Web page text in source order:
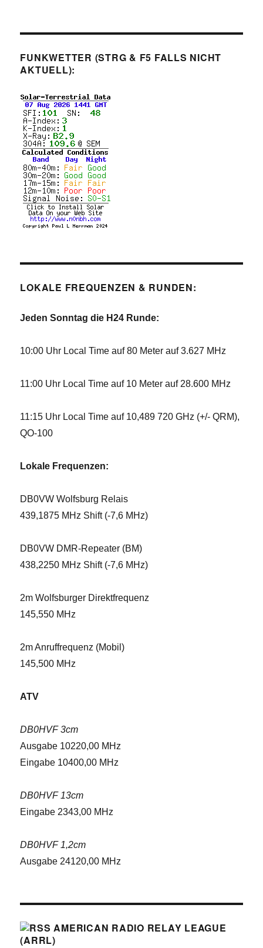
FUNKWETTER (STRG & F5 FALLS NICHT
AKTUELL):
LOKALE FREQUENZEN & RUNDEN:
Jeden Sonntag die H24 Runde:
10:00 Uhr Local Time auf 80 Meter auf 3.627 MHz
11:00 Uhr Local Time auf 10 Meter auf 28.600 MHz
11:15 Uhr Local Time auf 10,489 720 GHz (+/- QRM),
QO-100
Lokale Frequenzen:
DB0VW Wolfsburg Relais
439,1875 MHz Shift (-7,6 MHz)
DB0VW DMR-Repeater (BM)
438,2250 MHz Shift (-7,6 MHz)
2m Wolfsburger Direktfrequenz
145,550 MHz
2m Anruffrequenz (Mobil)
145,500 MHz
ATV
DB0HVF 3cm
Ausgabe 10220,00 MHz
Eingabe 10400,00 MHz
DB0HVF 13cm
Eingabe 2343,00 MHz
DB0HVF 1,2cm
Ausgabe 24120,00 MHz
AMERICAN RADIO RELAY LEAGUE
(ARRL)